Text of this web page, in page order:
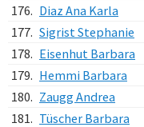
176. Diaz Ana Karla
177. Sigrist Stephanie
178. Eisenhut Barbara
179. Hemmi Barbara
180. Zaugg Andrea
181. Tüscher Barbara